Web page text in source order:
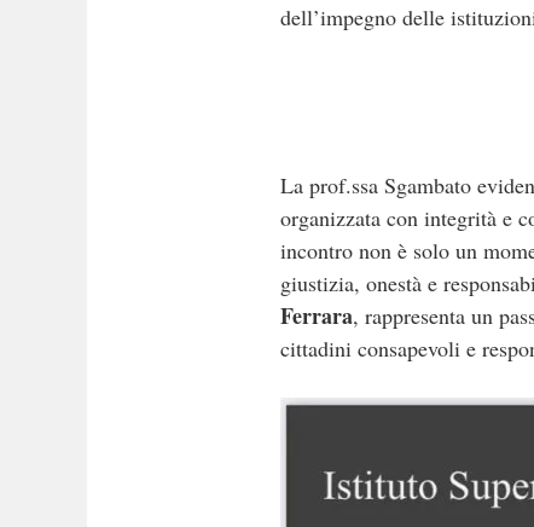
dell’impegno delle
La prof.ssa Sgambato
organizzata con integrità e
incontro non è solo un
giustizia, onestà e
Ferrara, rappresenta un
cittadini consapevoli e